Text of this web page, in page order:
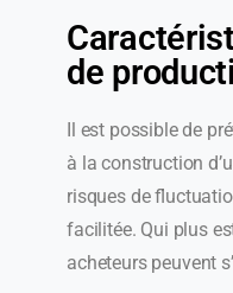
de
Il est possible de
à la construction
risques de
facilitée. Qui plus
acheteurs peuvent